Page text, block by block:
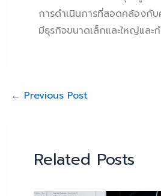
การดำเนินการที่สอดคล้องกับ
มีธุรกิจขนาดเล็กและใหญ่แล
← Previous Post
Related Posts